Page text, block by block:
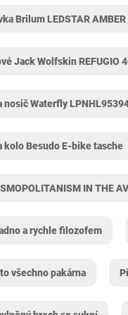
Brilum LEDSTAR AMBER
Jack Wolfskin REFUGIO
nosič Waterfly
kolo Besudo E-bike tasche
IN THE
a rychle filozofem
všechno pakárna